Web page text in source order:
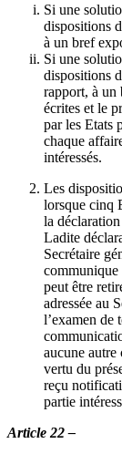
Si une
dispositions
à un bref
Si une
dispositions
rapport, à un
écrites et le
par les Etats
chaque
intéressés.
Les
lorsque cinq
la
Ladite
Secrétaire
communique
peut être
adressée au
l’examen de
aucune autre
vertu du
reçu
partie
Article 22 –